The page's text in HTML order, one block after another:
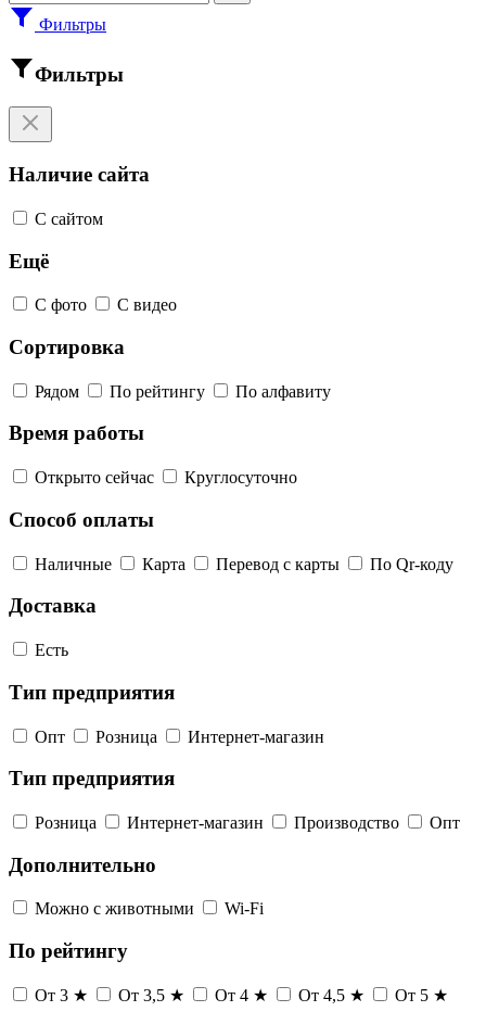
Фильтры
Фильтры
Наличие сайта
С сайтом
Ещё
С фото С видео
Сортировка
Рядом По рейтингу По алфавиту
Время работы
Открыто сейчас Круглосуточно
Способ оплаты
Наличные Карта Перевод с карты По Qr-коду
Доставка
Есть
Тип предприятия
Опт Розница Интернет-магазин
Тип предприятия
Розница Интернет-магазин Производство Опт
Дополнительно
Можно с животными Wi-Fi
По рейтингу
От 3 ★ От 3,5 ★ От 4 ★ От 4,5 ★ От 5 ★